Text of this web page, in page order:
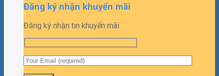
Đăng ký nhận khuyến mãi
Đăng ký nhận tin khuyến mãi